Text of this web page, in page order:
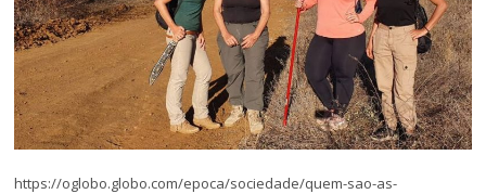
https://oglobo.globo.com/epoca/sociedade/quem-sao-as-